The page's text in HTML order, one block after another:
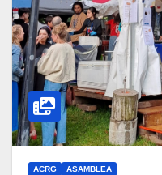
ACRG ASAMBLEA